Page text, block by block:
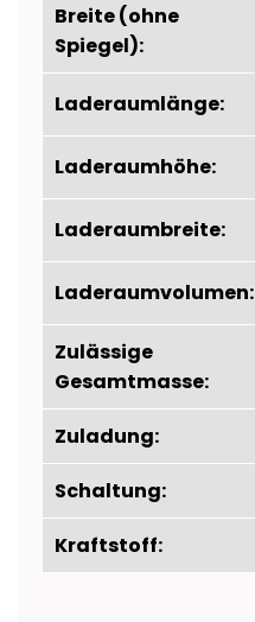
Breite (ohne
Spiegel):
Laderaumlänge:
Laderaumhöhe:
Laderaumbreite:
Laderaumvolumen:
Zulässige
Gesamtmasse:
Zuladung:
Schaltung:
Kraftstoff: